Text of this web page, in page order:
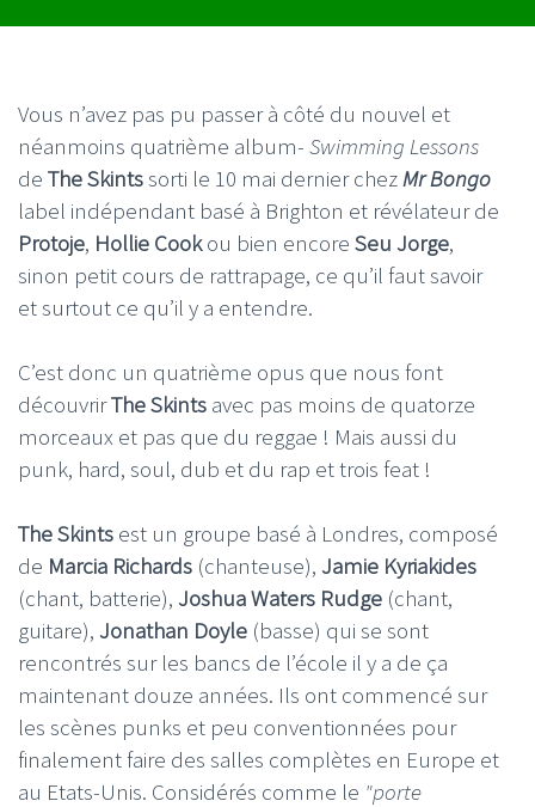
Vous n’avez pas pu passer à côté du nouvel et
néanmoins quatrième album- Swimming Lessons
de The Skintssorti le 10 mai dernier chezMr Bongo
label indépendant basé à Brighton et révélateur de
Protoje, Hollie Cookou bien encore Seu Jorge,
sinon petit cours de rattrapage, ce qu’il faut savoir
et surtout ce qu’il y a entendre.
C’est donc un quatrième opus que nous font
découvrirThe Skints avec pas moins de quatorze
morceaux et pas que du reggae ! Mais aussi du
punk, hard, soul, dub et du rap et trois feat !
The Skints est un groupe basé à Londres, composé
de Marcia Richards (chanteuse), Jamie Kyriakides
(chant, batterie), Joshua Waters Rudge (chant,
guitare), Jonathan Doyle (basse) qui se sont
rencontrés sur les bancs de l’école il y a de ça
maintenant douze années. Ils ont commencé sur
les scènes punks et peu conventionnées pour
finalement faire des salles complètes en Europe et
au Etats-Unis. Considérés comme le "porte